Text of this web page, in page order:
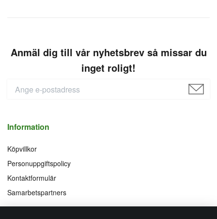
Anmäl dig till vår nyhetsbrev så missar du
inget roligt!
Information
Köpvillkor
Personuppgiftspolicy
Kontaktformulär
Samarbetspartners
Följ oss på Vi accepterar